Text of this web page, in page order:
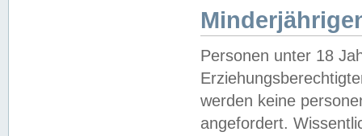
Personen unter 18
werden keine
angefordert.